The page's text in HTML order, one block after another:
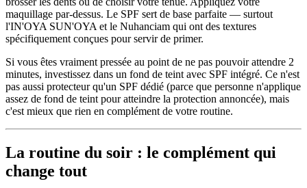
maquillage par-dessus. Le SPF sert de base parfaite — surtout
l'IN'OYA SUN'OYA et le Nuhanciam qui ont des textures
spécifiquement conçues pour servir de primer.
Si vous êtes vraiment pressée au point de ne pas pouvoir attendre 2
minutes, investissez dans un fond de teint avec SPF intégré. Ce n'est
pas aussi protecteur qu'un SPF dédié (parce que personne n'applique
assez de fond de teint pour atteindre la protection annoncée), mais
c'est mieux que rien en complément de votre routine.
La routine du soir : le complément qui
change tout